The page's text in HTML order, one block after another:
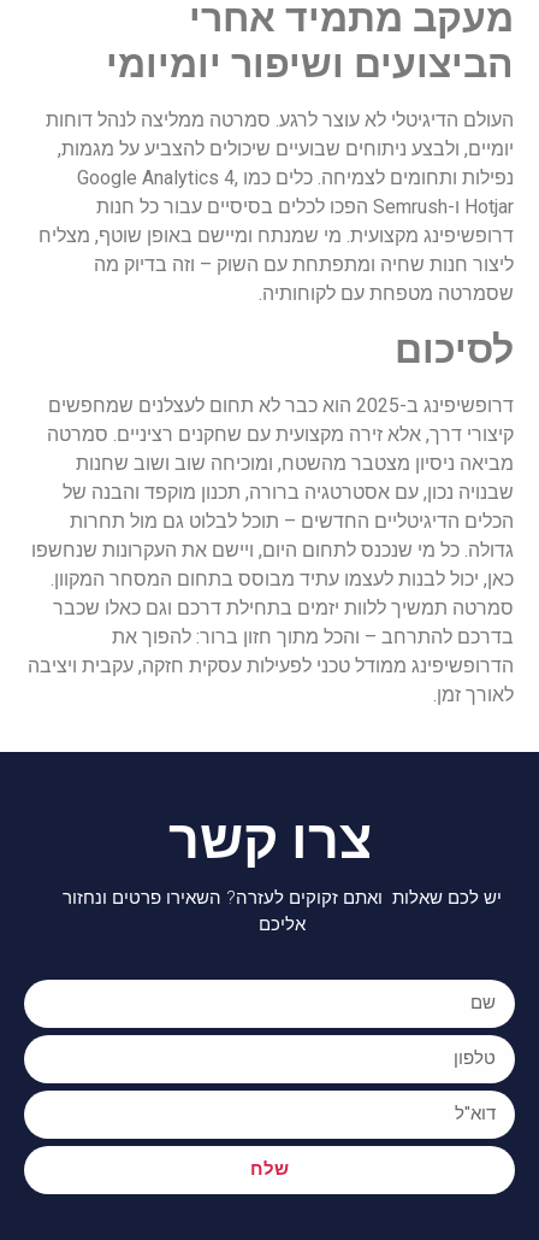
מעקב מתמיד אחרי
הביצועים ושיפור יומיומי
העולם הדיגיטלי לא עוצר לרגע. סמרטה ממליצה לנהל דוחות
יומיים, ולבצע ניתוחים שבועיים שיכולים להצביע על מגמות,
נפילות ותחומים לצמיחה. כלים כמו Google Analytics 4,
Hotjar ו-Semrush הפכו לכלים בסיסיים עבור כל חנות
דרופשיפינג מקצועית. מי שמנתח ומיישם באופן שוטף, מצליח
ליצור חנות שחיה ומתפתחת עם השוק – וזה בדיוק מה
שסמרטה מטפחת עם לקוחותיה.
לסיכום
דרופשיפינג ב-2025 הוא כבר לא תחום לעצלנים שמחפשים
קיצורי דרך, אלא זירה מקצועית עם שחקנים רציניים. סמרטה
מביאה ניסיון מצטבר מהשטח, ומוכיחה שוב ושוב שחנות
שבנויה נכון, עם אסטרטגיה ברורה, תכנון מוקפד והבנה של
הכלים הדיגיטליים החדשים – תוכל לבלוט גם מול תחרות
גדולה. כל מי שנכנס לתחום היום, ויישם את העקרונות שנחשפו
כאן, יכול לבנות לעצמו עתיד מבוסס בתחום המסחר המקוון.
סמרטה תמשיך ללוות יזמים בתחילת דרכם וגם כאלו שכבר
בדרכם להתרחב – והכל מתוך חזון ברור: להפוך את
הדרופשיפינג ממודל טכני לפעילות עסקית חזקה, עקבית ויציבה
לאורך זמן.
צרו קשר
יש לכם שאלות ואתם זקוקים לעזרה? השאירו פרטים ונחזור
אליכם
שלח